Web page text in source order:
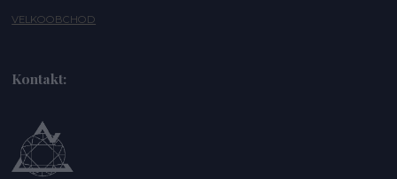
VELKOOBCHOD
Kontakt: